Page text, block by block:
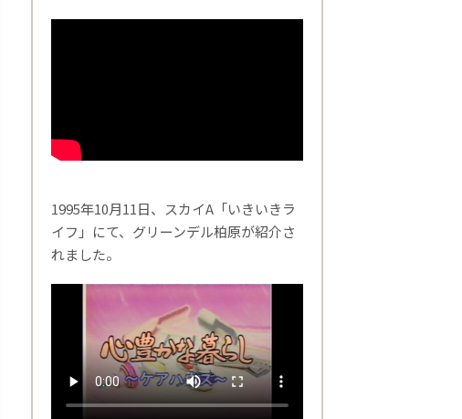
1995年10月11日、スカイA「いきいきラ
イフ」にて、グリーンデル柏原が紹介さ
れました。